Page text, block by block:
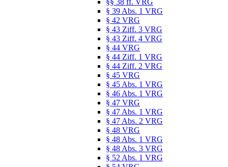
§§ 38 ff. VRG
§ 39 Abs. 1 VRG
§ 42 VRG
§ 43 Ziff. 3 VRG
§ 43 Ziff. 4 VRG
§ 44 VRG
§ 44 Ziff. 1 VRG
§ 44 Ziff. 2 VRG
§ 45 VRG
§ 45 Abs. 1 VRG
§ 46 Abs. 1 VRG
§ 47 VRG
§ 47 Abs. 1 VRG
§ 47 Abs. 2 VRG
§ 48 VRG
§ 48 Abs. 1 VRG
§ 48 Abs. 3 VRG
§ 52 Abs. 1 VRG